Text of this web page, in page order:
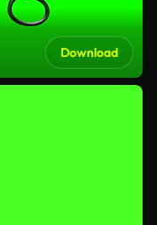
Download